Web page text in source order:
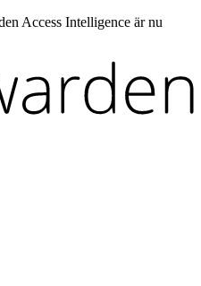
Access Intelligence är nu